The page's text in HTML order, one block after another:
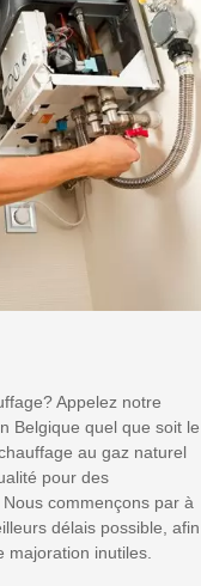
Appelez notre
Belgique quel que soit le
au gaz naturel
pour des
commençons par à
délais possible, afin
inutiles.